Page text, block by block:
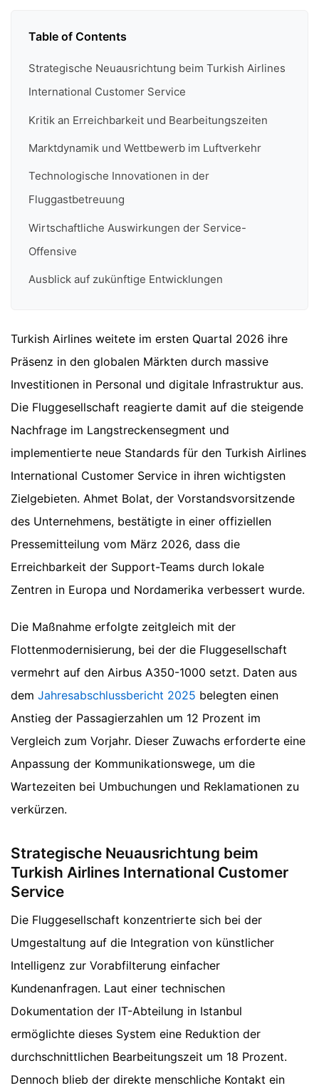
Table of Contents
Strategische Neuausrichtung beim Turkish Airlines
International Customer Service
Kritik an Erreichbarkeit und Bearbeitungszeiten
Marktdynamik und Wettbewerb im Luftverkehr
Technologische Innovationen in der
Fluggastbetreuung
Wirtschaftliche Auswirkungen der Service-
Offensive
Ausblick auf zukünftige Entwicklungen
Turkish Airlines weitete im ersten Quartal 2026 ihre
Präsenz in den globalen Märkten durch massive
Investitionen in Personal und digitale Infrastruktur aus.
Die Fluggesellschaft reagierte damit auf die steigende
Nachfrage im Langstreckensegment und
implementierte neue Standards für den Turkish Airlines
International Customer Service in ihren wichtigsten
Zielgebieten. Ahmet Bolat, der Vorstandsvorsitzende
des Unternehmens, bestätigte in einer offiziellen
Pressemitteilung vom März 2026, dass die
Erreichbarkeit der Support-Teams durch lokale
Zentren in Europa und Nordamerika verbessert wurde.
Die Maßnahme erfolgte zeitgleich mit der
Flottenmodernisierung, bei der die Fluggesellschaft
vermehrt auf den Airbus A350-1000 setzt. Daten aus
dem Jahresabschlussbericht 2025 belegten einen
Anstieg der Passagierzahlen um 12 Prozent im
Vergleich zum Vorjahr. Dieser Zuwachs erforderte eine
Anpassung der Kommunikationswege, um die
Wartezeiten bei Umbuchungen und Reklamationen zu
verkürzen.
Strategische Neuausrichtung beim
Turkish Airlines International Customer
Service
Die Fluggesellschaft konzentrierte sich bei der
Umgestaltung auf die Integration von künstlicher
Intelligenz zur Vorabfilterung einfacher
Kundenanfragen. Laut einer technischen
Dokumentation der IT-Abteilung in Istanbul
ermöglichte dieses System eine Reduktion der
durchschnittlichen Bearbeitungszeit um 18 Prozent.
Dennoch blieb der direkte menschliche Kontakt ein